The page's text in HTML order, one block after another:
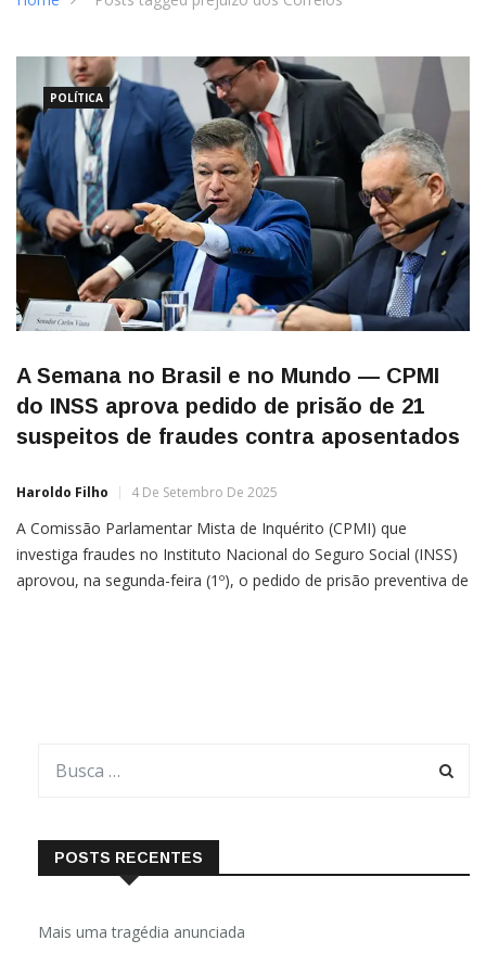
POLÍTICA
A Semana no Brasil e no Mundo — CPMI
do INSS aprova pedido de prisão de 21
suspeitos de fraudes contra aposentados
Haroldo Filho 4 De Setembro De 2025
A Comissão Parlamentar Mista de Inquérito (CPMI) que
investiga fraudes no Instituto Nacional do Seguro Social (INSS)
aprovou, na segunda-feira (1º), o pedido de prisão preventiva de
POSTS RECENTES
Mais uma tragédia anunciada